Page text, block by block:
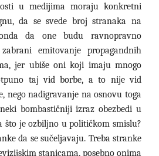
u medijima moraju konkretni
da se svede broj stranaka na
da one budu ravnopravno
emitovanje propagandnih
jer ubiše oni koji imaju mnogo
taj vid borbe, a to nije vid
nego nadigravanje na osnovu toga
bombastičniji izraz obezbedi u
što je ozbiljno u političkom smislu?
da se sučeljavaju. Treba stranke
stanicama, posebno onima